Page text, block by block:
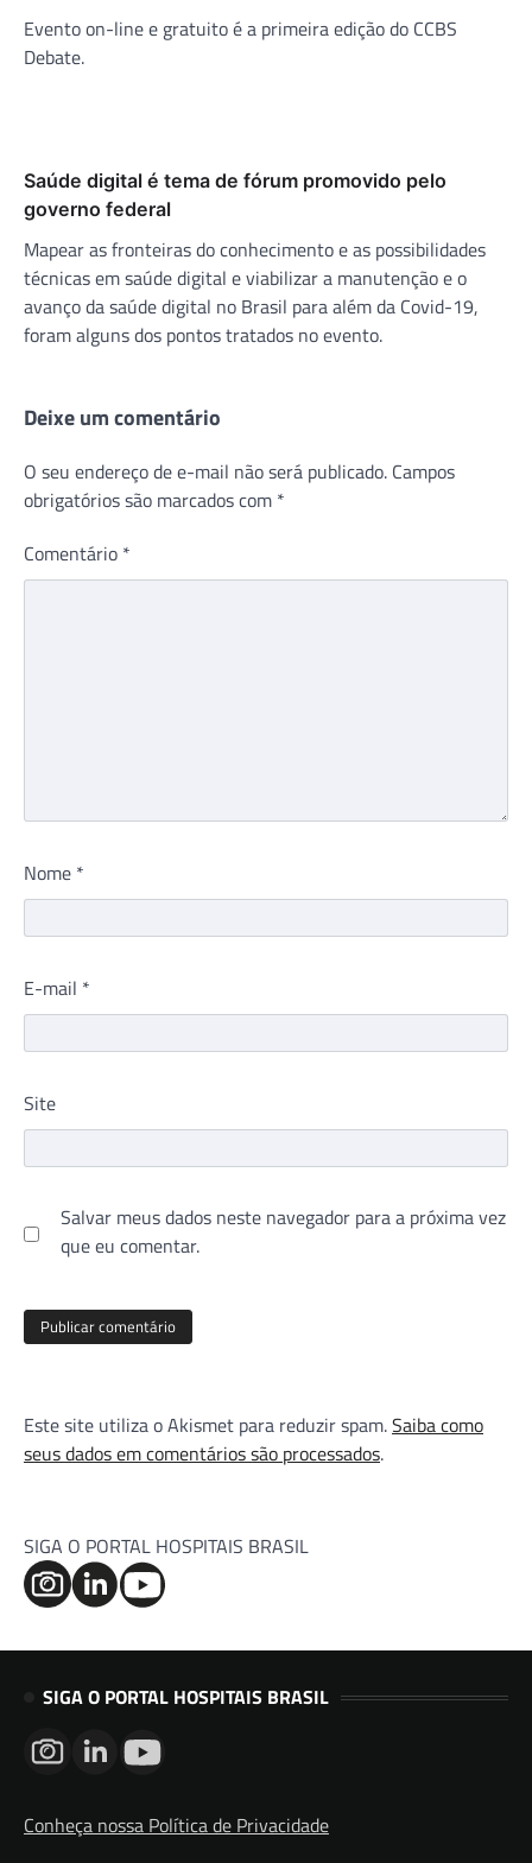
Evento on-line e gratuito é a primeira edição do CCBS
Debate.
Saúde digital é tema de fórum promovido pelo
governo federal
Mapear as fronteiras do conhecimento e as possibilidades
técnicas em saúde digital e viabilizar a manutenção e o
avanço da saúde digital no Brasil para além da Covid-19,
foram alguns dos pontos tratados no evento.
Deixe um comentário
O seu endereço de e-mail não será publicado. Campos
obrigatórios são marcados com *
Comentário *
Nome *
E-mail *
Site
Salvar meus dados neste navegador para a próxima vez
que eu comentar.
Este site utiliza o Akismet para reduzir spam.Saiba como
seus dados em comentários são processados.
SIGA O PORTAL HOSPITAIS BRASIL
SIGA O PORTAL HOSPITAIS BRASIL
Conheça nossa Política de Privacidade